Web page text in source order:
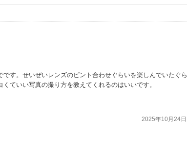
す。せいぜいレンズのピント合わせぐらいを楽しんでいたぐら
ていい写真の撮り方を教えてくれるのはいいです。
2025年10月24日